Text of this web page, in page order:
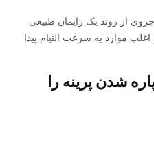
از روند یک زایمان طبیعی
موارد به سرعت التیام پیدا
شدن پرینه را